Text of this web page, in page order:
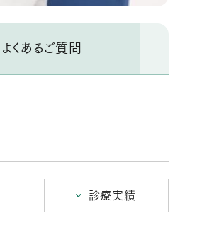
よくあるご質問
診療実績